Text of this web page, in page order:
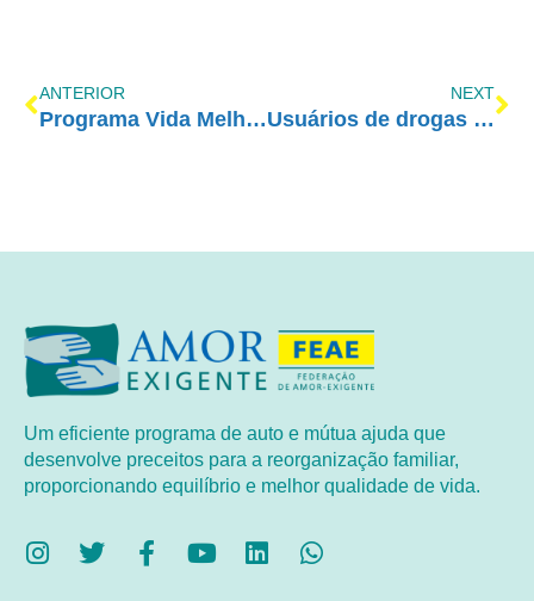
ANTERIOR
Programa Vida Melhor – RedeVida – 06/02
NEXT
Usuários de drogas não podem ser tratados como criminosos
Um eficiente programa de auto e mútua ajuda que
desenvolve preceitos para a reorganização familiar,
proporcionando equilíbrio e melhor qualidade de vida.